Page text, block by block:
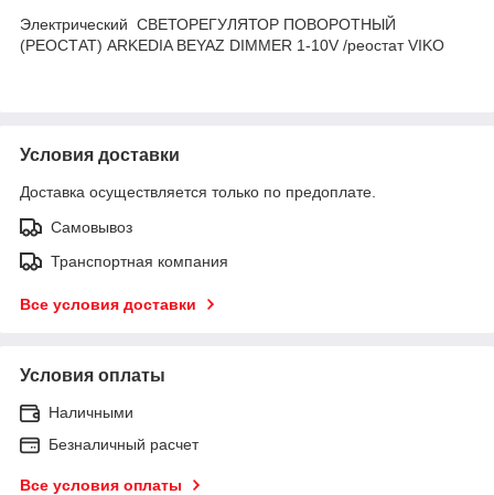
Электрический СВЕТОРЕГУЛЯТОР ПОВОРОТНЫЙ
(РЕОСТАТ) ARKEDIA BEYAZ DIMMER 1-10V /реостат VIKO
Условия доставки
Доставка осуществляется только по предоплате.
Самовывоз
Транспортная компания
Все условия доставки
Условия оплаты
Наличными
Безналичный расчет
Все условия оплаты